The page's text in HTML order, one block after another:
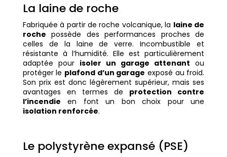
La laine de roche
Fabriquée à partir de roche volcanique, la laine de
roche possède des performances proches de
celles de la laine de verre. Incombustible et
résistante à l’humidité. Elle est particulièrement
adaptée pour isoler un garage attenant ou
protéger le plafond d’un garage exposé au froid.
Son prix est donc légèrement supérieur, mais ses
avantages en termes de protection contre
l’incendie en font un bon choix pour une
isolation renforcée.
Le polystyrène expansé (PSE)